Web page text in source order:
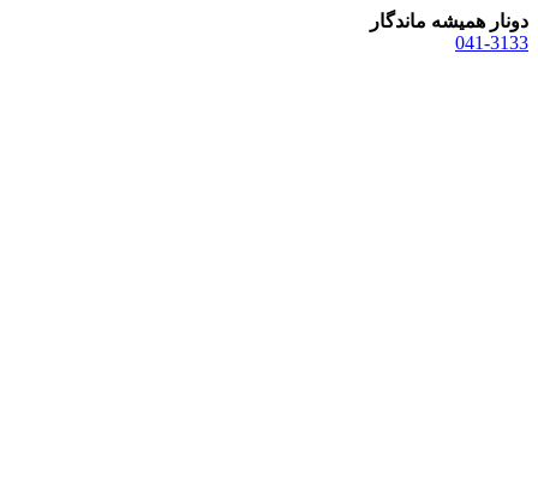
دونار همیشه ماندگار
041-3133